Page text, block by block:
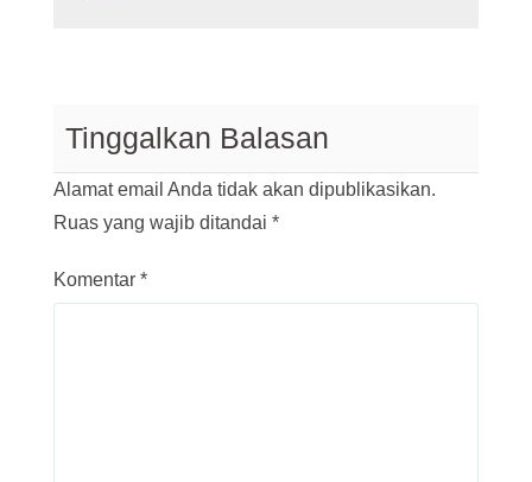
Tinggalkan Balasan
Alamat email Anda tidak akan dipublikasikan.
Ruas yang wajib ditandai *
Komentar *